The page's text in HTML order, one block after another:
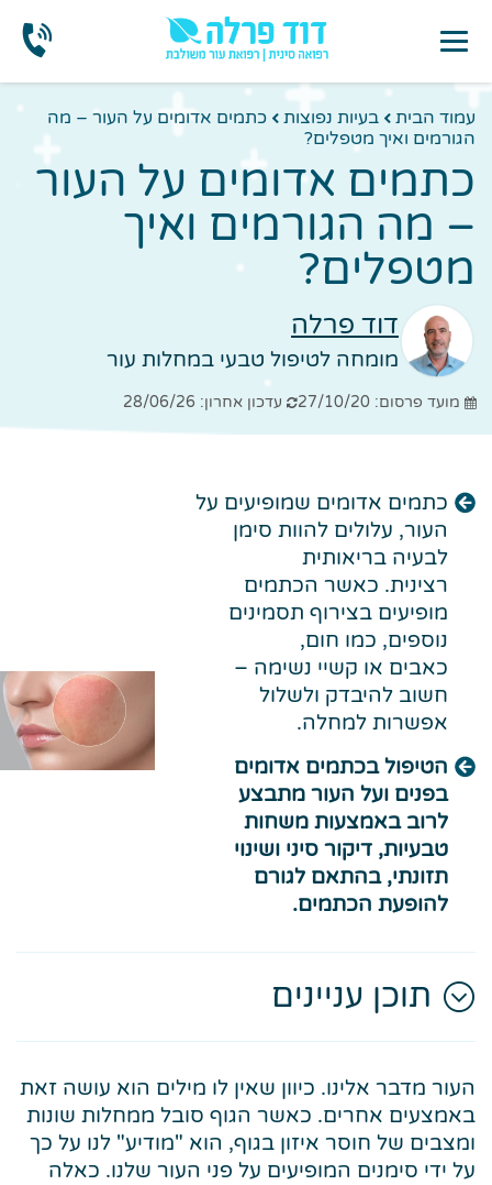
עמוד הבית בעיות נפוצות
כתמים אדומים על העור – מה
הגורמים ואיך מטפלים?
כתמים אדומים על העור
– מה הגורמים ואיך
מטפלים?
דוד פרלה
מומחה לטיפול טבעי במחלות עור
מועד פרסום: 27/10/20 עדכון אחרון: 28/06/26
כתמים אדומים שמופיעים על
העור, עלולים להוות סימן
לבעיה בריאותית
רצינית. כאשר הכתמים
מופיעים בצירוף תסמינים
נוספים, כמו חום,
כאבים או קשיי נשימה –
חשוב להיבדק ולשלול
אפשרות למחלה.
הטיפול בכתמים אדומים
בפנים ועל העור מתבצע
לרוב באמצעות משחות
טבעיות, דיקור סיני ושינוי
תזונתי, בהתאם לגורם
להופעת הכתמים.
תוכן עניינים
העור מדבר אלינו. כיוון שאין לו מילים הוא עושה זאת
באמצעים אחרים. כאשר הגוף סובל ממחלות שונות
ומצבים של חוסר איזון בגוף, הוא "מודיע" לנו על כך
על ידי סימנים המופיעים על פני העור שלנו. כאלה